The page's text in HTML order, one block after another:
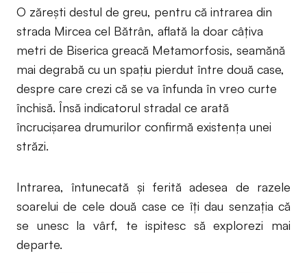
O zărești destul de greu, pentru că intrarea din
strada Mircea cel Bătrân, aflată la doar câțiva
metri de Biserica greacă Metamorfosis, seamănă
mai degrabă cu un spațiu pierdut între două case,
despre care crezi că se va înfunda în vreo curte
închisă. Însă indicatorul stradal ce arată
încrucișarea drumurilor confirmă existența unei
străzi.
Intrarea, întunecată și ferită adesea de razele
soarelui de cele două case ce îți dau senzația că
se unesc la vârf, te ispitesc să explorezi mai
departe.